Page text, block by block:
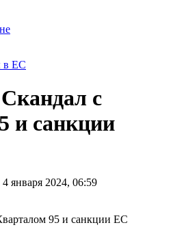
в ЕС
с
и санкции
января 2024, 06:59